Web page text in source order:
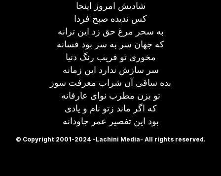
شادیش امروز اینجا
کس ندیده صبح فردا
به سحر مرغ حق زد این ترانه
که جهان سر به سر بود فسانه
مخوری تو فریب رنگ دنیا
سر سازش ندارد این زمانه
بده ساقی آن شراب معرفت سوز
تو بزن مطرب نوای عارفانه
که اگر ماند زتو نام و یادی
بود این تفصیر عمر جاودانه
© Copyright 2001-2024 -Lachini Media- All rights reserved.